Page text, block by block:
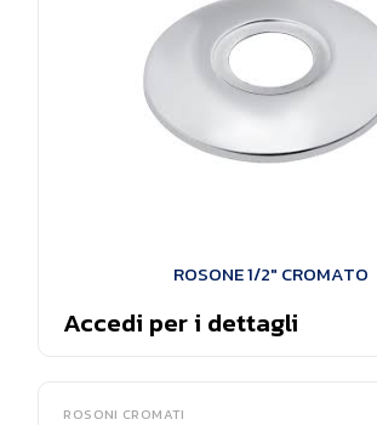
ROSONE 1/2″ CROMATO
Accedi per i dettagli
ROSONI CROMATI